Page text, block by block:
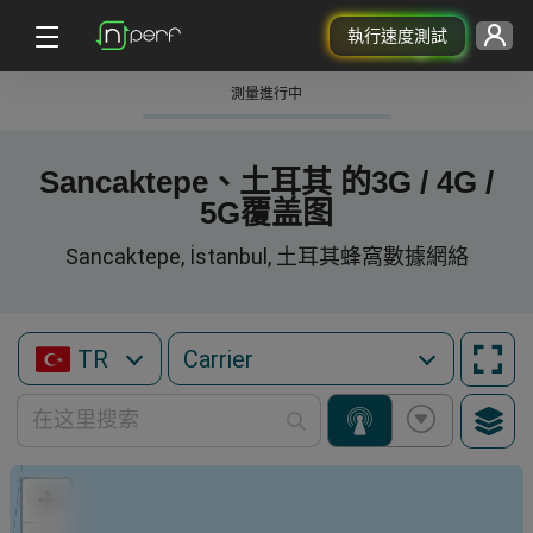
執行速度測試
測量進行中
Sancaktepe、土耳其 的3G / 4G /
5G覆盖图
Sancaktepe, İstanbul, 土耳其蜂窩數據網絡
TR